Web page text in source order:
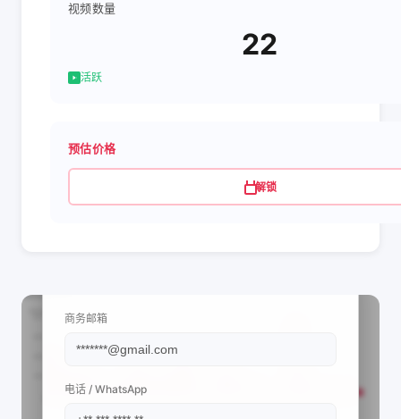
视频数量
22
活跃
预估价格
解锁
商务邮箱
电话 / WhatsApp